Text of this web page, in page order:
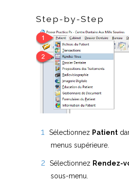
Step-by-Step
Sélectionnez Patient
menus supérieure.
Sélectionnez Rendez-
sous-menu.